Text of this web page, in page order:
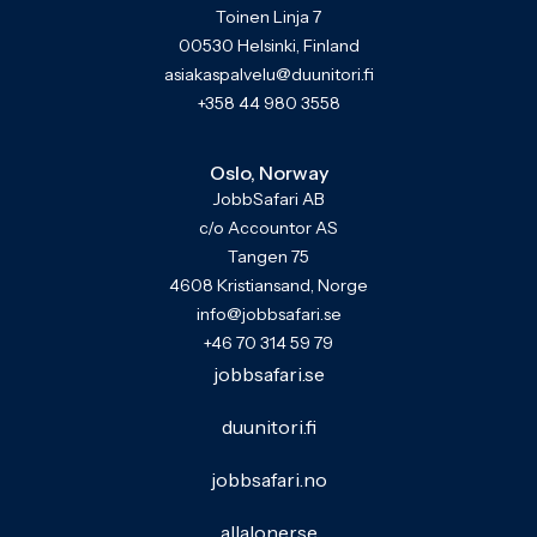
Toinen Linja 7
00530 Helsinki, Finland
asiakaspalvelu@duunitori.fi
+358 44 980 3558
Oslo, Norway
JobbSafari AB
c/o Accountor AS
Tangen 75
4608 Kristiansand, Norge
info@jobbsafari.se
+46 70 314 59 79
jobbsafari.se
duunitori.fi
jobbsafari.no
allaloner.se